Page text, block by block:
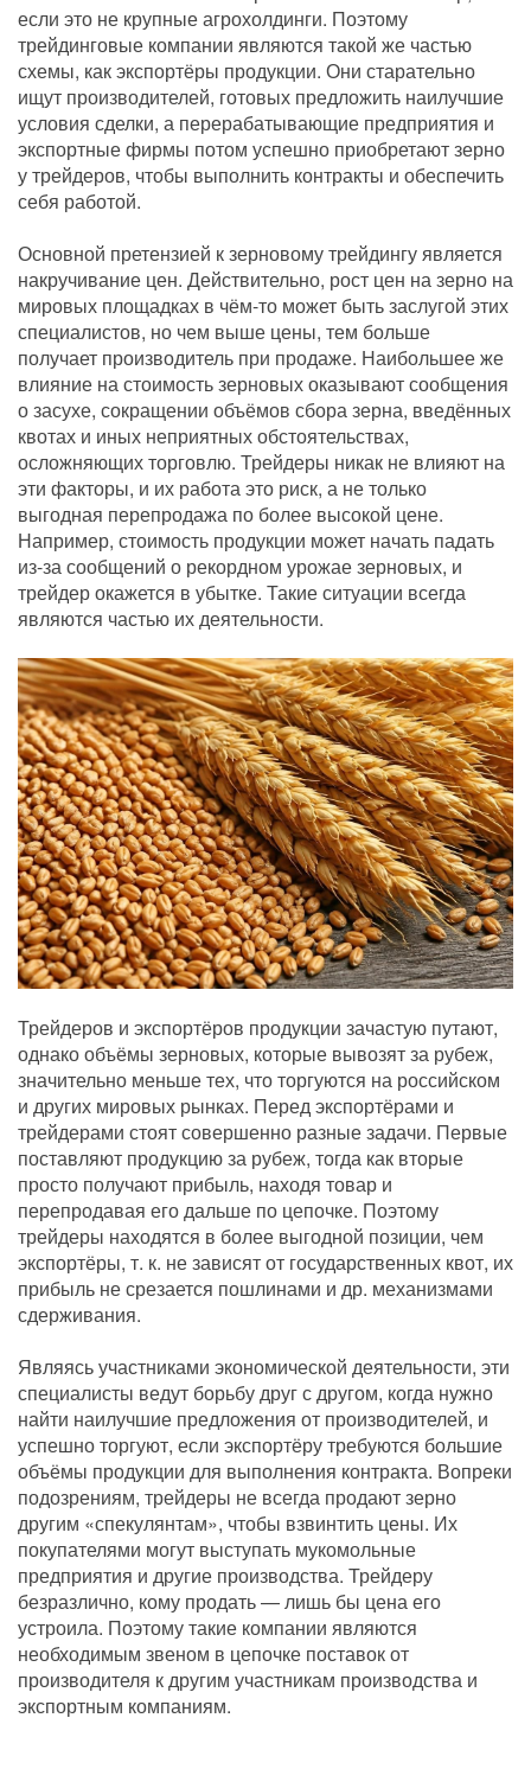
если это не крупные агрохолдинги. Поэтому
трейдинговые компании являются такой же частью
схемы, как экспортёры продукции. Они старательно
ищут производителей, готовых предложить наилучшие
условия сделки, а перерабатывающие предприятия и
экспортные фирмы потом успешно приобретают зерно
у трейдеров, чтобы выполнить контракты и обеспечить
себя работой.
Основной претензией к зерновому трейдингу является
накручивание цен. Действительно, рост цен на зерно на
мировых площадках в чём-то может быть заслугой этих
специалистов, но чем выше цены, тем больше
получает производитель при продаже. Наибольшее же
влияние на стоимость зерновых оказывают сообщения
о засухе, сокращении объёмов сбора зерна, введённых
квотах и иных неприятных обстоятельствах,
осложняющих торговлю. Трейдеры никак не влияют на
эти факторы, и их работа это риск, а не только
выгодная перепродажа по более высокой цене.
Например, стоимость продукции может начать падать
из-за сообщений о рекордном урожае зерновых, и
трейдер окажется в убытке. Такие ситуации всегда
являются частью их деятельности.
Трейдеров и экспортёров продукции зачастую путают,
однако объёмы зерновых, которые вывозят за рубеж,
значительно меньше тех, что торгуются на российском
и других мировых рынках. Перед экспортёрами и
трейдерами стоят совершенно разные задачи. Первые
поставляют продукцию за рубеж, тогда как вторые
просто получают прибыль, находя товар и
перепродавая его дальше по цепочке. Поэтому
трейдеры находятся в более выгодной позиции, чем
экспортёры, т. к. не зависят от государственных квот, их
прибыль не срезается пошлинами и др. механизмами
сдерживания.
Являясь участниками экономической деятельности, эти
специалисты ведут борьбу друг с другом, когда нужно
найти наилучшие предложения от производителей, и
успешно торгуют, если экспортёру требуются большие
объёмы продукции для выполнения контракта. Вопреки
подозрениям, трейдеры не всегда продают зерно
другим «спекулянтам», чтобы взвинтить цены. Их
покупателями могут выступать мукомольные
предприятия и другие производства. Трейдеру
безразлично, кому продать — лишь бы цена его
устроила. Поэтому такие компании являются
необходимым звеном в цепочке поставок от
производителя к другим участникам производства и
экспортным компаниям.